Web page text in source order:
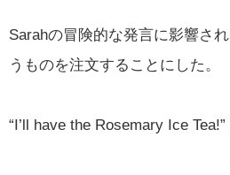
Sarahの冒険的な発言に影響さ
うものを注文することにした。
“I’ll have the Rosemary Ice